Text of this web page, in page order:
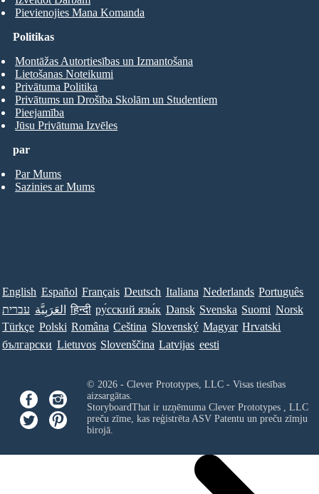
Pievienojies Mana Komanda
par
Par Mums
Sazinies ar Mums
Politikas
Montāžas Autortiesības un Izmantošana
Lietošanas Noteikumi
Privātuma Politika
Privātums un Drošība Skolām un Studentiem
Pieejamība
Jūsu Privātuma Izvēles
English Español Français Deutsch Italiana Nederlands Português
עברית العَرَبِيَّة हिन्दी ру́сский язы́к Dansk Svenska Suomi Norsk
Türkçe Polski Româna Ceština Slovenský Magyar Hrvatski
български Lietuvos Slovenščina Latvijas eesti
© 2026 - Clever Prototypes, LLC - Visas tiesības
aizsargātas.
StoryboardThat ir uzņēmuma Clever Prototypes , LLC
preču zīme, kas reģistrēta ASV Patentu un preču zīmju
birojā.